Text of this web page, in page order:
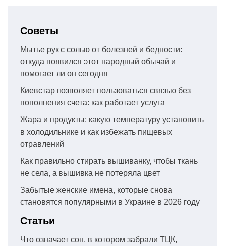
Советы
Мытье рук с солью от болезней и бедности:
откуда появился этот народный обычай и
помогает ли он сегодня
Киевстар позволяет пользоваться связью без
пополнения счета: как работает услуга
Жара и продукты: какую температуру установить
в холодильнике и как избежать пищевых
отравлений
Как правильно стирать вышиванку, чтобы ткань
не села, а вышивка не потеряла цвет
Забытые женские имена, которые снова
становятся популярными в Украине в 2026 году
Статьи
Что означает сон, в котором забрали ТЦК,